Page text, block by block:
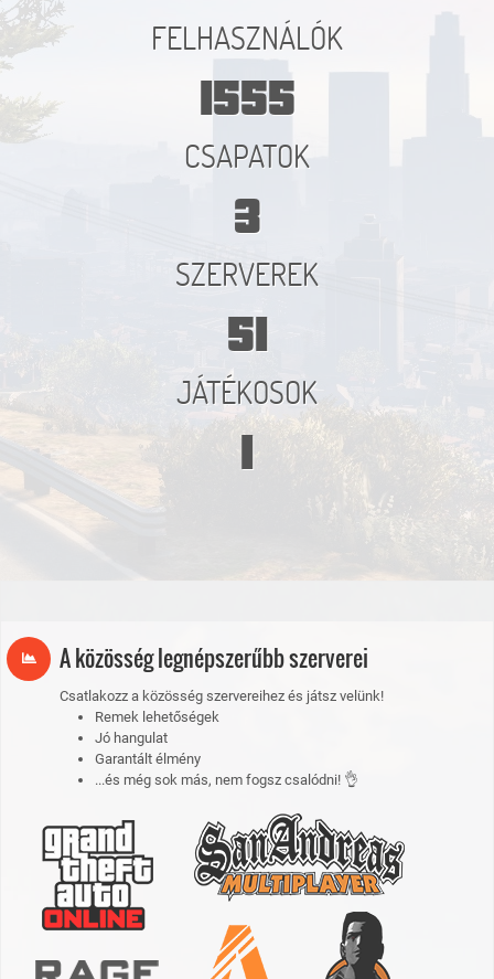
FELHASZNÁLÓK
1555
CSAPATOK
3
SZERVEREK
51
JÁTÉKOSOK
1
A közösség legnépszerűbb szerverei
Csatlakozz a közösség szervereihez és játsz velünk!
Remek lehetőségek
Jó hangulat
Garantált élmény
...és még sok más, nem fogsz csalódni! 👌